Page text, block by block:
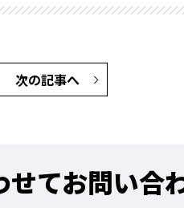
次の記事へ
てお問い合